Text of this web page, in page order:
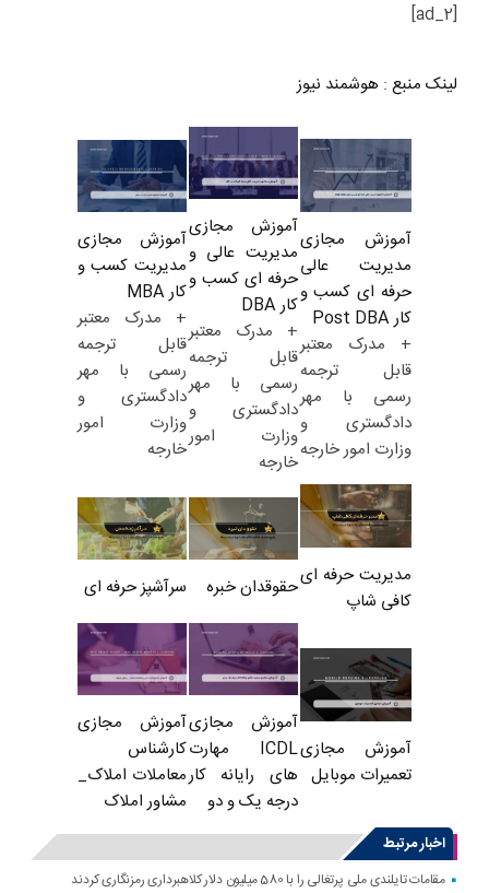
[ad_2]
لینک منبع : هوشمند نیوز
آموزش مجازی
مدیریت عالی
حرفه ای کسب و
کار Post DBA
+ مدرک معتبر
قابل ترجمه
رسمی با مهر
دادگستری و
وزارت امور خارجه
آموزش مجازی
مدیریت عالی و
حرفه ای کسب و
کار DBA
+ مدرک معتبر
قابل ترجمه
رسمی با مهر
دادگستری و
وزارت امور
خارجه
آموزش مجازی
مدیریت کسب و
کار MBA
+ مدرک معتبر
قابل ترجمه
رسمی با مهر
دادگستری و
وزارت امور
خارجه
مدیریت حرفه ای
کافی شاپ
حقوقدان خبره سرآشپز حرفه ای
آموزش مجازی
تعمیرات موبایل
آموزش مجازی
ICDL مهارت
های رایانه کار
درجه یک و دو
آموزش مجازی
کارشناس
معاملات املاک_
مشاور املاک
اخبار مرتبط
مقامات تایلندی ملی پرتغالی را با 580 میلیون دلار کلاهبرداری رمزنگاری کردند